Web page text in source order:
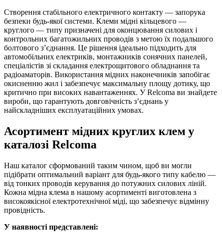
Створення стабільного електричного контакту — запорука
безпеки будь-якої системи. Клеми мідні кільцевого —
круглого — типу призначені для оконцювання силових і
контрольних багатожильних проводів з метою їх подальшого
болтового з’єднання. Це рішення ідеально підходить для
автомобільних електриків, монтажників сонячних панелей,
спеціалістів зі складання електрощитового обладнання та
радіоаматорів. Використання мідних наконечників запобігає
окисненню жил і забезпечує максимальну площу дотику, що
критично при високих навантаженнях. У Relcoma ви знайдете
вироби, що гарантують довговічність з’єднань у
найскладніших експлуатаційних умовах.
Асортимент мідних круглих клем у
каталозі Relcoma
Наш каталог сформований таким чином, щоб ви могли
підібрати оптимальний варіант для будь-якого типу кабелю —
від тонких проводів керування до потужних силових ліній.
Кожна мідна клема в нашому асортименті виготовлена з
високоякісної електротехнічної міді, що забезпечує відмінну
провідність.
У наявності представлені: